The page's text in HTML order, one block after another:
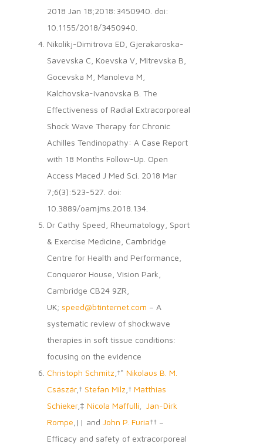
2018 Jan 18;2018:3450940. doi:
10.1155/2018/3450940.
Nikolikj-Dimitrova ED, Gjerakaroska-
Savevska C, Koevska V, Mitrevska B,
Gocevska M, Manoleva M,
Kalchovska-Ivanovska B. The
Effectiveness of Radial Extracorporeal
Shock Wave Therapy for Chronic
Achilles Tendinopathy: A Case Report
with 18 Months Follow-Up. Open
Access Maced J Med Sci. 2018 Mar
7;6(3):523-527. doi:
10.3889/oamjms.2018.134.
Dr Cathy Speed, Rheumatology, Sport
& Exercise Medicine, Cambridge
Centre for Health and Performance,
Conqueror House, Vision Park,
Cambridge CB24 9ZR,
UK; speed@btinternet.com – A
systematic review of shockwave
therapies in soft tissue conditions:
focusing on the evidence
Christoph Schmitz ,†* Nikolaus B. M.
Császár,† Stefan Milz ,† Matthias
Schieker,‡ Nicola Maffulli
Jan-Dirk
Rompe ,|| and John P. Furia†† –
Efficacy and safety of extracorporeal